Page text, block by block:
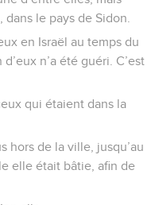
le pays de Sidon.
en Israël au temps du
n’a été guéri. C’est
qui étaient dans la
hors de la ville, jusqu’au
elle était bâtie, afin de